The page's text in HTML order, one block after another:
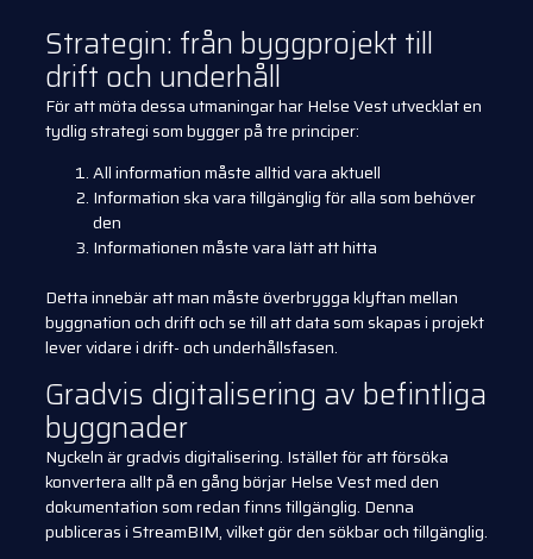
Strategin: från byggprojekt till
drift och underhåll
För att möta dessa utmaningar har Helse Vest utvecklat en
tydlig strategi som bygger på tre principer:
All information måste alltid vara aktuell
Information ska vara tillgänglig för alla som behöver
den
Informationen måste vara lätt att hitta
Detta innebär att man måste överbrygga klyftan mellan
byggnation och drift och se till att data som skapas i projekt
lever vidare i drift- och underhållsfasen.
Gradvis digitalisering av befintliga
byggnader
Nyckeln är gradvis digitalisering. Istället för att försöka
konvertera allt på en gång börjar Helse Vest med den
dokumentation som redan finns tillgänglig. Denna
publiceras i StreamBIM, vilket gör den sökbar och tillgänglig.